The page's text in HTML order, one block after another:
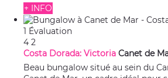
+ INFO
1 Évaluation
4 2
Costa Dorada: Victoria Canet de
Beau bungalow situé au sein du